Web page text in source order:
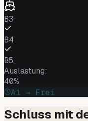
B3
B4
B5
Auslastung:
40%
A1 → Frei
Schluss mit